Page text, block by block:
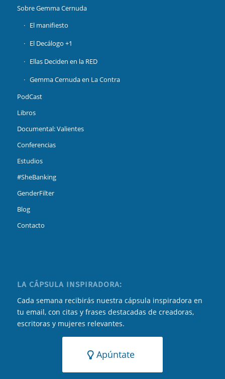
Sobre Gemma Cernuda
El manifiesto
El Decálogo +1
Ellas Deciden en la RED
Gemma Cernuda en La Contra
PodCast
Libros
Documental: Valientes
Conferencias
Estudios
#SheBanking
GenderFilter
Blog
Contacto
LA CÁPSULA INSPIRADORA:
Cada semana recibirás nuestra cápsula inspiradora en
tu email, con citas y frases destacadas de creadoras,
escritoras y mujeres relevantes.
Apúntate